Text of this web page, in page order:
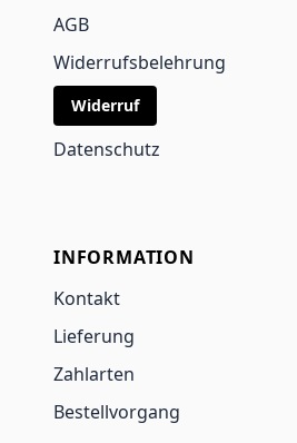
AGB
Widerrufsbelehrung
Widerruf
Datenschutz
INFORMATION
Kontakt
Lieferung
Zahlarten
Bestellvorgang